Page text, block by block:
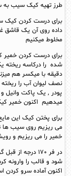
طرز تهیه کیک سیب
برای درست کردن کیک
داده روی آن یک قاشق
مخلوط میکنیم
برای درست کردن خمیر
شده را درکاسه ریخته
دقیقه با میکسر هم
نصف لیوان آب را
پودر , یک پاکت وانیل
میدهیم اکنون خمیر
برای پختن کیک این
می ریزیم روی سیب ها
خمیر را می ریزیم و
در فر ۱۷۰
شود و قالب را
اکنون آماده سرو کردن